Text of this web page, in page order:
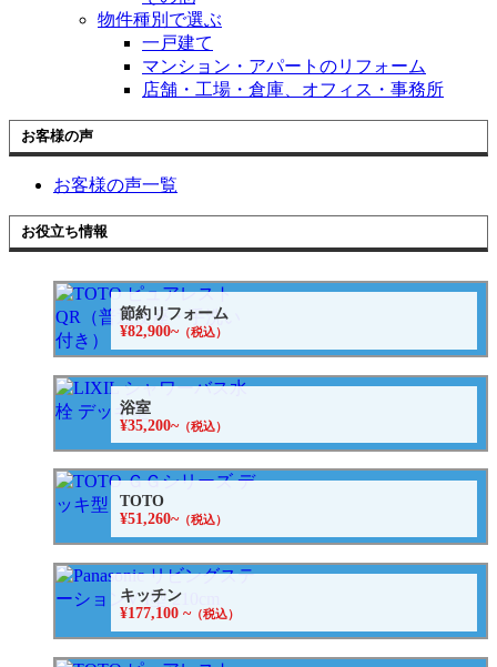
物件種別で選ぶ
一戸建て
マンション・アパートのリフォーム
店舗・工場・倉庫、オフィス・事務所
お客様の声
お客様の声一覧
お役立ち情報
節約リフォーム
¥82,900~（税込）
浴室
¥35,200~（税込）
TOTO
¥51,260~（税込）
キッチン
¥177,100 ~（税込）